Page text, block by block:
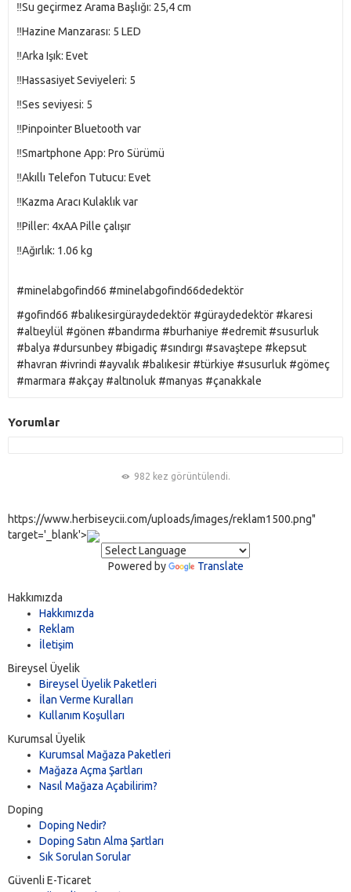
‼️Su geçirmez Arama Başlığı: 25,4 cm
‼️Hazine Manzarası: 5 LED
‼️Arka Işık: Evet
‼️Hassasiyet Seviyeleri: 5
‼️Ses seviyesi: 5
‼️Pinpointer Bluetooth var
‼️Smartphone App: Pro Sürümü
‼️Akıllı Telefon Tutucu: Evet
‼️Kazma Aracı Kulaklık var
‼️Piller: 4xAA Pille çalışır
‼️Ağırlık: 1.06 kg
#minelabgofind66 #minelabgofind66dedektör
#gofind66 #balıkesirgüraydedektör #güraydedektör #karesi
#altıeylül #gönen #bandırma #burhaniye #edremit #susurluk
#balya #dursunbey #bigadiç #sındırgı #savaştepe #kepsut
#havran #ivrindi #ayvalık #balıkesir #türkiye #susurluk #gömeç
#marmara #akçay #altınoluk #manyas #çanakkale
Yorumlar
982 kez görüntülendi.
https://www.herbiseycii.com/uploads/images/reklam1500.png"
target='_blank'>
Powered by Translate
Hakkımızda
Hakkımızda
Reklam
İletişim
Bireysel Üyelik
Bireysel Üyelik Paketleri
İlan Verme Kuralları
Kullanım Koşulları
Kurumsal Üyelik
Kurumsal Mağaza Paketleri
Mağaza Açma Şartları
Nasıl Mağaza Açabilirim?
Doping
Doping Nedir?
Doping Satın Alma Şartları
Sık Sorulan Sorular
Güvenli E-Ticaret